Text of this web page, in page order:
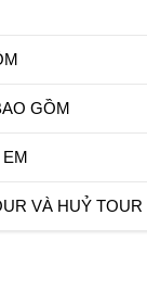
GỒM
VÀ HUỶ TOUR